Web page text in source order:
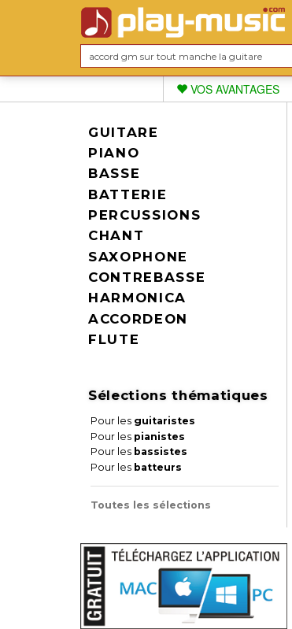
VOS AVANTAGES
GUITARE
PIANO
BASSE
BATTERIE
PERCUSSIONS
CHANT
SAXOPHONE
CONTREBASSE
HARMONICA
ACCORDEON
FLUTE
Sélections thématiques
Pour les guitaristes
Pour les pianistes
Pour les bassistes
Pour les batteurs
Toutes les sélections